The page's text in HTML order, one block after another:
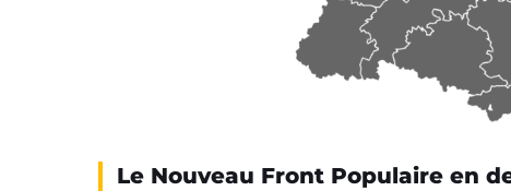
Le Nouveau Front Populaire en